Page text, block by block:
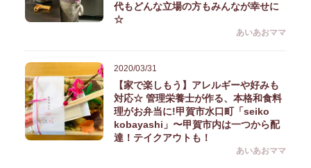
代もどんな立場の方もみんなが幸せに
☆
あいあおママ
2020/03/31
【家で楽しもう】アレルギーや好みも
対応☆ 管理栄養士が作る、本格和食料
理がお弁当に!甲賀市水口町「seiko
kobayashi」〜甲賀市内は一つから配
達！テイクアウトも！
あいあおママ